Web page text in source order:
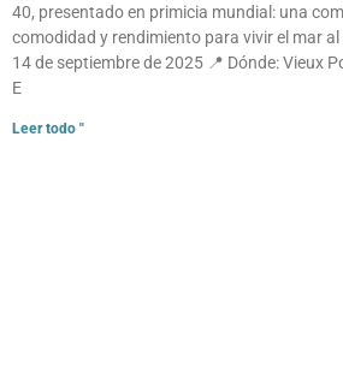
40, presentado en primicia mundial: una
comodidad y rendimiento para vivir el mar
14 de septiembre de 2025 📍 Dónde: Vieux
E
Leer todo "